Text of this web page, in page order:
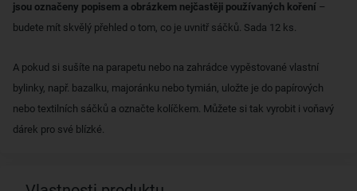
jsou označeny popisem a obrázkem nejčastěji používaných koření –
budete mít skvělý přehled o tom, co je uvnitř sáčků. Sada 12 ks.
A pokud si sušíte na parapetu nebo na zahrádce vypěstované vlastní
bylinky, např. bazalku, majoránku nebo tymián, uložte je do papírových
nebo textilních sáčků a označte kolíčkem. Můžete si tak vyrobit i voňavý
dárek pro své blízké.